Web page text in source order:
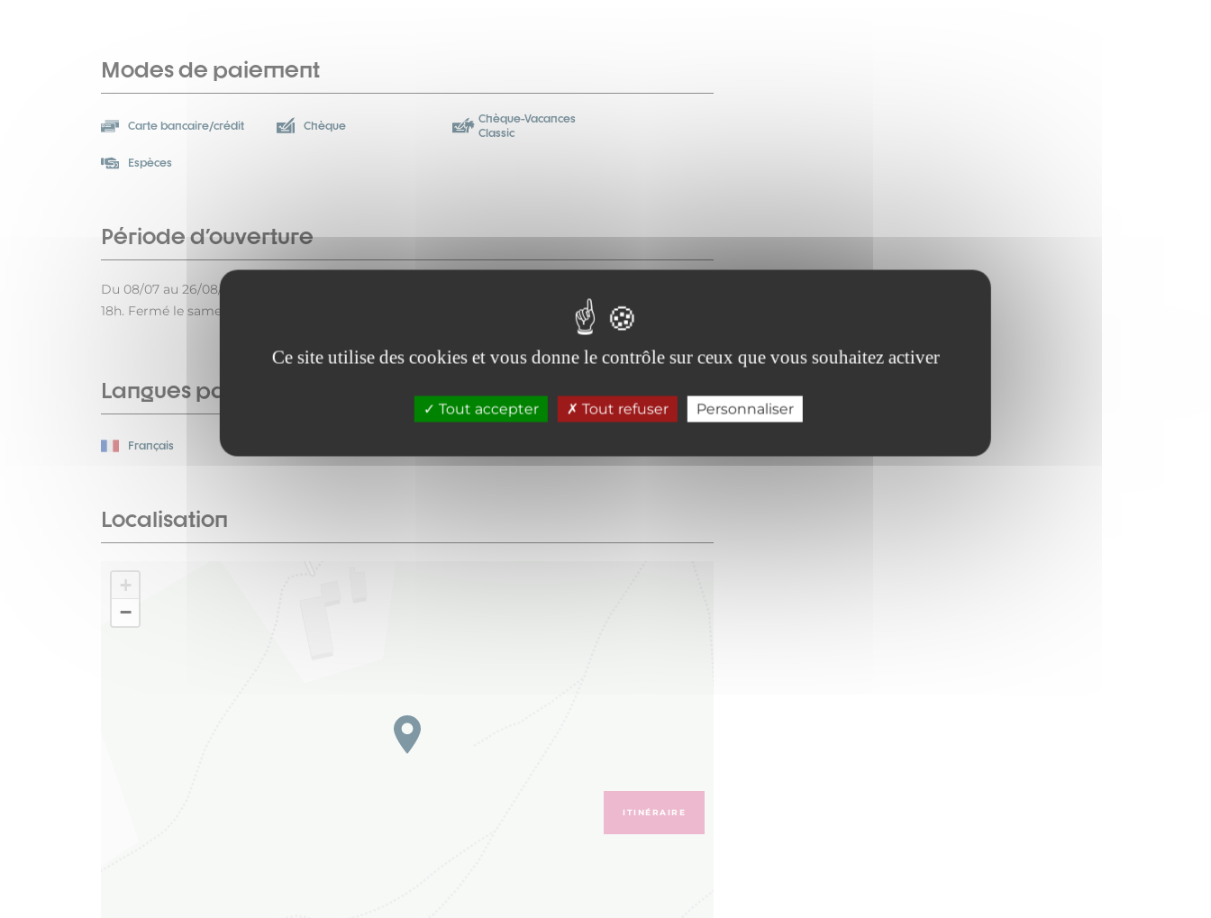
Ce site utilise des cookies et vous donne le contrôle sur ceux que vous souhaitez activer
Tout accepter Tout refuser Personnaliser
Modes de paiement
Carte bancaire/crédit Chèque
Chèque-Vacances
Classic
Espèces
Période d'ouverture
Du 08/07 au 26/08/2026 du lundi au vendredi de 9h à 12h et de 14h à 18h. Le dimanche de 14h à
18h. Fermé le samedi.
Langues parlées
Français
Localisation
+
−
ITINÉRAIRE